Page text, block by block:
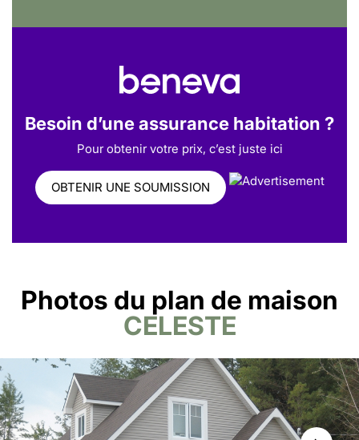
Besoin d’une assurance habitation ?
Pour obtenir votre prix, c’est juste ici
OBTENIR UNE SOUMISSION
Photos du plan de maison
CELESTE